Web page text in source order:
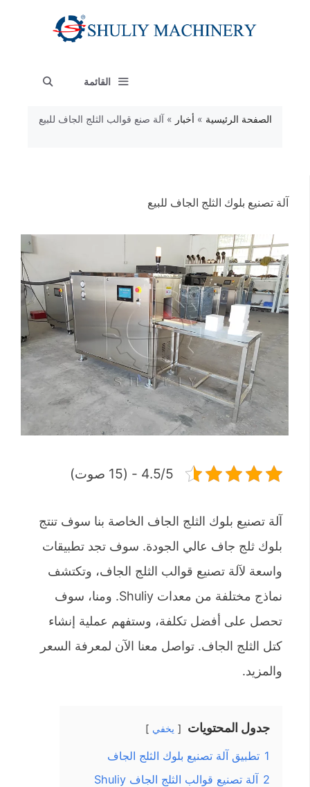
القائمة
الصفحة الرئيسية » أخبار »آلة صنع قوالب الثلج الجاف للبيع
آلة تصنيع بلوك الثلج الجاف للبيع
4.5/5 - (15 صوت)
آلة تصنيع بلوك الثلج الجاف الخاصة بنا سوف تنتج
بلوك ثلج جاف عالي الجودة. سوف تجد تطبيقات
واسعة لآلة تصنيع قوالب الثلج الجاف، وتكتشف
نماذج مختلفة من معدات Shuliy. ومنا، سوف
تحصل على أفضل تكلفة، وستفهم عملية إنشاء
كتل الثلج الجاف. تواصل معنا الآن لمعرفة السعر
والمزيد.
جدول المحتويات يخفي
1 تطبيق آلة تصنيع بلوك الثلج الجاف
2 آلة تصنيع قوالب الثلج الجاف Shuliy